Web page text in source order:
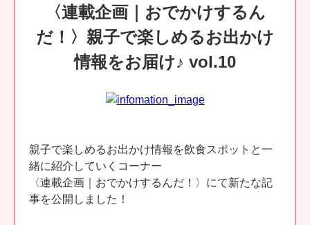
〈連載企画｜おでかけするん
だ！〉親子で楽しめるお出かけ
情報をお届け♪ vol.10
親子で楽しめるお出かけ情報を飲食スポットと一
緒に紹介していくコーナー
〈連載企画｜おでかけするんだ！〉にて新たな記
事を公開しました！